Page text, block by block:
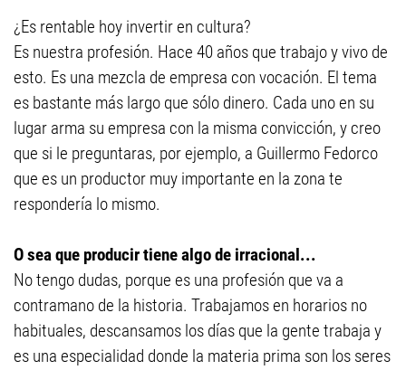
¿Es rentable hoy invertir en cultura?
Es nuestra profesión. Hace 40 años que trabajo y vivo de
esto. Es una mezcla de empresa con vocación. El tema
es bastante más largo que sólo dinero. Cada uno en su
lugar arma su empresa con la misma convicción, y creo
que si le preguntaras, por ejemplo, a Guillermo Fedorco
que es un productor muy importante en la zona te
respondería lo mismo.
O sea que producir tiene algo de irracional...
No tengo dudas, porque es una profesión que va a
contramano de la historia. Trabajamos en horarios no
habituales, descansamos los días que la gente trabaja y
es una especialidad donde la materia prima son los seres